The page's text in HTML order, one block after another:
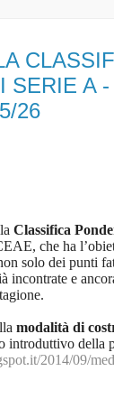
SERIE A -
26
Classifica
che ha
solo dei punti
incontrate e
modalità di
introduttivo della
2014/09/